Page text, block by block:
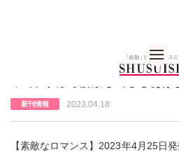
【素敵なロマンス】単行本『授
新刊情報 2023.04.18
【素敵なロマンス】2023年4月25日